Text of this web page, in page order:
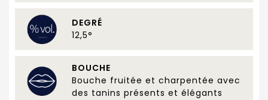
DEGRÉ
12,5°
BOUCHE
Bouche fruitée et charpentée avec
des tanins présents et élégants